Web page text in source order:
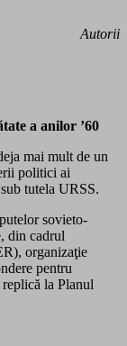
Autorii
a anilor ’60
mai mult de un
politici ai
tutela URSS.
sovieto-
din cadrul
organizaţie
pentru
la Planul